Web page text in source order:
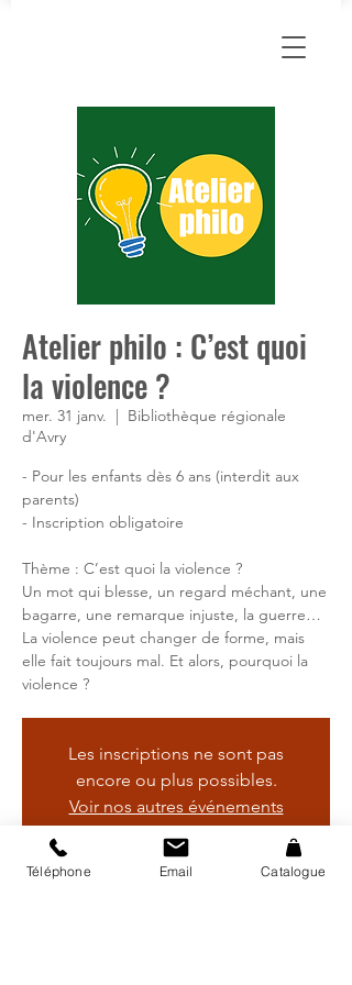
Atelier philo : C’est quoi
la violence ?
mer. 31 janv.
  |
Bibliothèque régionale
d'Avry
- Pour les enfants dès 6 ans (interdit aux
parents)
- Inscription obligatoire
Thème : C’est quoi la violence ?
Un mot qui blesse, un regard méchant, une
bagarre, une remarque injuste, la guerre…
La violence peut changer de forme, mais
elle fait toujours mal. Et alors, pourquoi la
Les inscriptions ne sont pas
encore ou plus possibles.
Voir nos autres événements
Téléphone Email Catalogue